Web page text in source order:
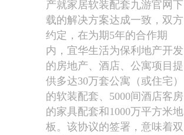
产就家居软装配套九游官网下
载的解决方案达成一致，双方
约定，在为期5年的合作期
内，宜华生活为保利地产开发
的房地产、酒店、公寓项目提
供多达30万套公寓（或住宅）
的软装配套、5000间酒店客房
的家具配套和1000万平方米地
板。该协议的签署，意味着双